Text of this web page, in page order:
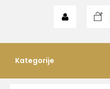
Kategorije